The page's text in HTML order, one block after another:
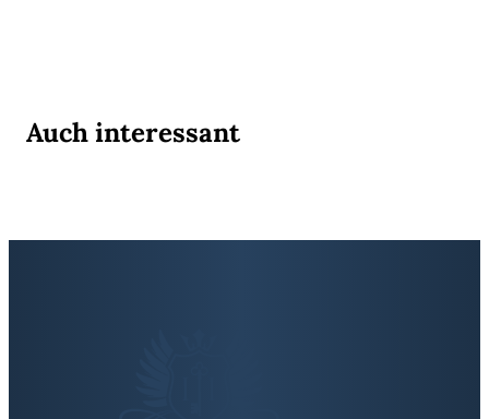
Auch interessant